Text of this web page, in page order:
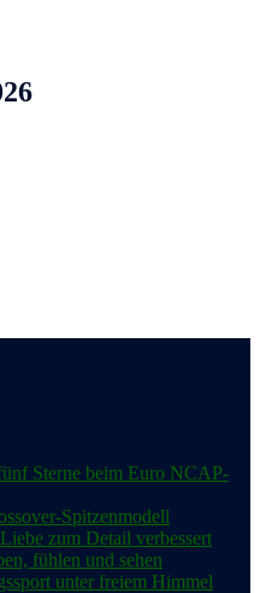
Sterne beim Euro NCAP-
Spitzenmodell
zum Detail verbessert
fühlen und sehen
unter freiem Himmel